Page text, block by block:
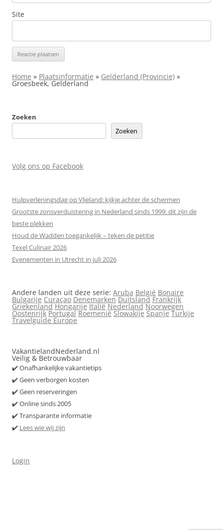
Site
Home » Plaatsinformatie » Gelderland (Provincie) »
Groesbeek, Gelderland
Zoeken
Zoeken
Volg ons op Facebook
Hulpverleningsdag op Vlieland: kijkje achter de schermen
Grootste zonsverduistering in Nederland sinds 1999: dit zijn de
beste plekken
Houd de Wadden toegankelijk – teken de petitie
Texel Culinair 2026
Evenementen in Utrecht in juli 2026
Andere landen uit deze serie: Aruba België Bonaire
Bulgarije Curaçao Denemarken Duitsland Frankrijk
Griekenland Hongarije Italië Nederland Noorwegen
Oostenrijk Portugal Roemenië Slowakije Spanje Turkije
Travelguide Europe
VakantielandNederland.nl
Veilig & Betrouwbaar
✔️ Onafhankelijke vakantietips
✔️ Geen verborgen kosten
✔️ Geen reserveringen
✔️ Online sinds 2005
✔️ Transparante informatie
✔️ Lees wie wij zijn
Login